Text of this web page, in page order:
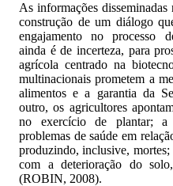
As informações
construção de um diálogo
engajamento no processo
ainda é de incerteza, para
agrícola centrado na
multinacionais prometem a
alimentos e a garantia da
outro, os agricultores
no exercício de plantar; a
problemas de saúde em
produzindo, inclusive,
com a deterioração do
(ROBIN, 2008).